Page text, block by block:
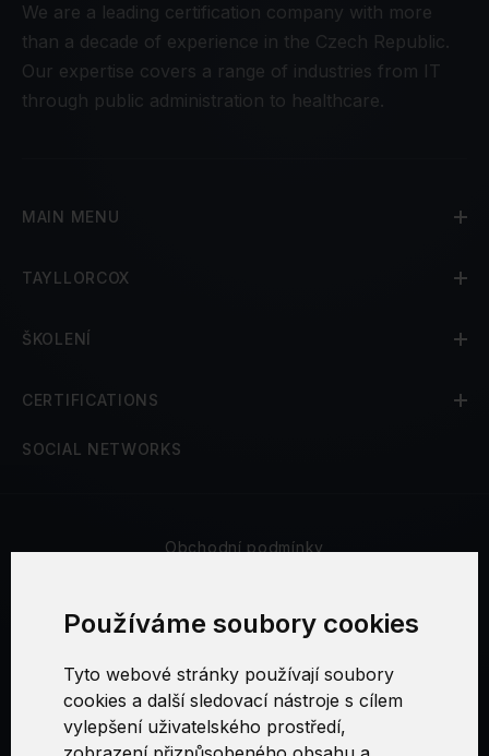
Používáme soubory cookies
Tyto webové stránky používají soubory
cookies a další sledovací nástroje s cílem
vylepšení uživatelského prostředí,
We are a leading certification company with more
than a decade of experience in the Czech Republic.
Our expertise covers a range of industries from IT
through public administration to healthcare.
MAIN MENU
TAYLLORCOX
ŠKOLENÍ
CERTIFICATIONS
SOCIAL NETWORKS
Obchodní podmínky
Nastavení cookies